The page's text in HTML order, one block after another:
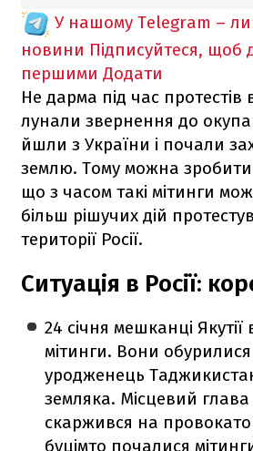
У нашому Telegram –
новини Підписуйтеся, щоб
першими Додати
Не дарма під час протестів
лунали звернення до
йшли з України і почали
землю. Тому можна
що з часом такі мітинги
більш рішучих дій
території Росії.
Ситуація в Росії:
24 січня мешканці
мітинги. Вони
уродженець
земляка. Місцевий глава
скаржився на
буцімто почалися